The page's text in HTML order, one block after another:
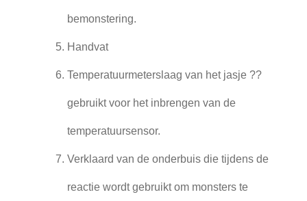
bemonstering.
Handvat
Temperatuurmeterslaag van het jasje ??
gebruikt voor het inbrengen van de
temperatuursensor.
Verklaard van de onderbuis die tijdens de
reactie wordt gebruikt om monsters te